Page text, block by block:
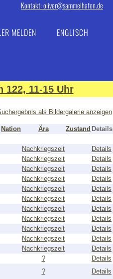
Kontakt: oliver@sammelhafen.de
MELDEN
ENGLISCH
122, 11-15 Uhr
als Bildergalerie anzeigen
Nation Ära Zustand Details
Nachkriegszeit
Details
Nachkriegszeit
Details
Nachkriegszeit
Details
Nachkriegszeit
Details
Nachkriegszeit
Details
Nachkriegszeit
Details
Nachkriegszeit
Details
Nachkriegszeit
Details
Nachkriegszeit
Details
Nachkriegszeit
Details
Nachkriegszeit
Details
?
Details
?
Details